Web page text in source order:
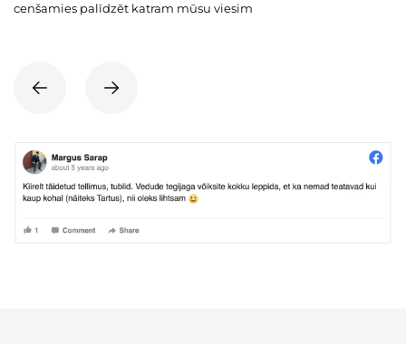
cenšamies palīdzēt katram mūsu viesim